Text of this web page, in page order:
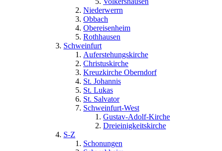
Niederwerrn
Obbach
Obereisenheim
Rothhausen
Schweinfurt
Auferstehungskirche
Christuskirche
Kreuzkirche Oberndorf
St. Johannis
St. Lukas
St. Salvator
Schweinfurt-West
Gustav-Adolf-Kirche
Dreieinigkeitskirche
S-Z
Schonungen